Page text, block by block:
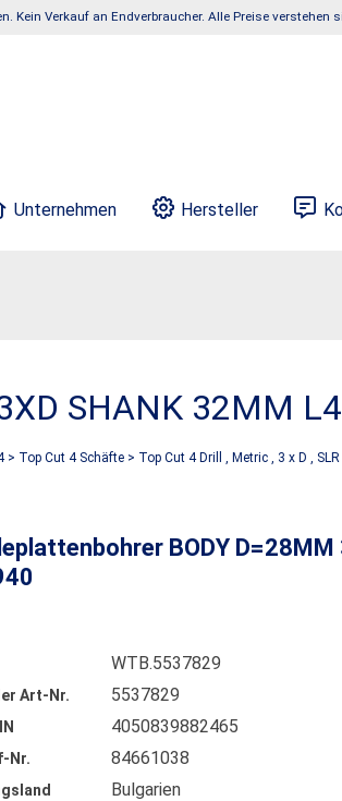
SHANK 32MM
> Top Cut 4 Schäfte > Top Cut 4 Drill , Metric , 3 x D ,
BODY
WTB.5537829
Art-Nr. 5537829
4050839882465
Nr. 84661038
Bulgarien
Verkauf an Endverbraucher. Alle Preise verstehen
Unternehmen Hersteller